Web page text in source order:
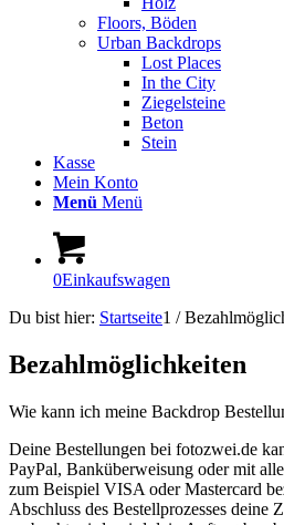
Floors, Böden
Urban Backdrops
Lost Places
In the City
Ziegelsteine
Beton
Stein
Kasse
Mein Konto
Menü Menü
0Einkaufswagen
Du bist hier: Startseite1 /
Bezahlmöglichkeiten
Wie kann ich meine Backdrop
Deine Bestellungen bei fotozwei.de
PayPal, Banküberweisung oder mit
zum Beispiel VISA oder Mastercard
Abschluss des Bestellprozesses deine